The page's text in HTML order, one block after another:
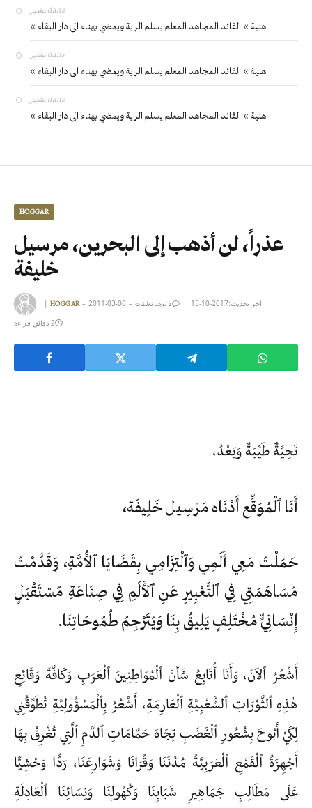
بشير dans
« هنية » القائد المجاهد المعلم يسلم الراية ويمضي بهناء الى دار البقاء
بشير dans
« هنية » القائد المجاهد المعلم يسلم الراية ويمضي بهناء الى دار البقاء
بشير dans
« هنية » القائد المجاهد المعلم يسلم الراية ويمضي بهناء الى دار البقاء
HOGGAR
عذراً، لن أذهب إلى البحرين، مرسيل
خليفة
| HOGGAR 2011-03-06 آخر تحديث:2017-10-15 لا توجد تعليقات
2 دقائق قراءة
تَحِيَّةٌ طَيِّبَةٌ وَبَعْدُ،
أَنَا ٱلْمُوَقِّع أَدْنَاه مَرْسِيل خَلِيفَة،
حَمَلْتُ مَعِي أَلَمِي وَٱلْتِزَامِي بِقَضَايَا ٱلأُمَّةِ، وَقَدَّمْتُ
مُسَاهَمَتِي فِي ٱلتَّعْبِيرِ عَنِ ٱلأَلَمِ فِي صِنَاعَةِ مُسْتَقْبَلٍ
إِنْسَانِيٍّ مُخْتَلِفٍ يَلِيقُ بِنَا وَيُتَرْجِمُ طُمُوحَاتِنَا.
أَشْعُرُ ٱلآنَ، وَأَنَا أُتَابِعُ شَأنَ ٱلْمُوَاطِنِينَ ٱلْعَرَبِ وَكَافَّةَ وَقَائِعِ
هٰذِهِ ٱلثَّوْرَاتِ ٱلشَّعْبِيَّةِ ٱلْعَارِمَةِ، أَشْعُرُ بِٱلْمَسْؤُولِيَّةِ تُطَوِّقُنِي
لِكَيْ أَبُوحَ بِشُعُورِ ٱلْغَضَبِ تِجَاهَ حَمَّامَاتِ ٱلدَّمِ ٱلَّتِي تُغْرِقُ بِهَا
أَجْهِزَةُ ٱلْقَمْعِ ٱلْعَرَبِيَّةُ مُدُنَنَا وَقُرَانَا وَشَوَارِعَنَا، رَدًّا وَحْشِيًّا
عَلَى مَطَالِبِ جَمَاهِيرِ شَبَابِنَا وَكُهُولِنَا وَنِسَائِنَا ٱلْعَادِلَةِ